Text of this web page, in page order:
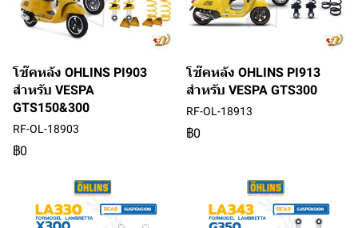
โช๊คหลัง OHLINS PI903
สำหรับ VESPA
GTS150&300
RF-OL-18903
฿0
โช๊คหลัง OHLINS PI913
สำหรับ VESPA GTS300
RF-OL-18913
฿0